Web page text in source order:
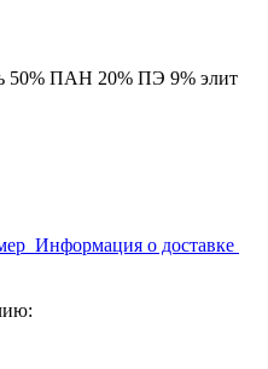
50% ПАН 20% ПЭ 9% элит
Информация о доставке